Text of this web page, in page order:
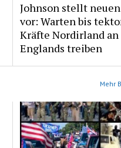
Johnson stellt
vor: Warten bis
Kräfte Nordirland an
Englands treiben
Mehr